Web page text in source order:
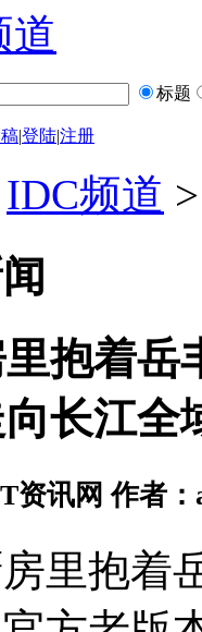
道
标题
|登陆|注册
IDC频道 >
抱着岳
长江全
资讯网 作者：
抱着岳